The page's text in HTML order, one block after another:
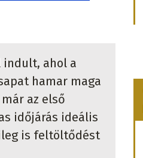
indult, ahol a
hamar maga
az első
időjárás ideális
is feltöltődést